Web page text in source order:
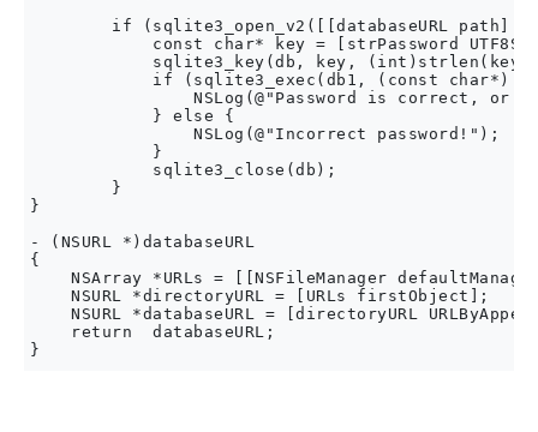
if (sqlite3_open_v2([[databaseURL path]
const char* key = [strPassword
sqlite3_key(db, key,
if (sqlite3_exec(db1, (const char*)
NSLog(@"Password is correct, or
            } else {
                NSLog(@"Incorrect password!");
            }
            sqlite3_close(db);
        }
}
- (NSURL *)databaseURL
{
NSArray *URLs = [[NSFileManager
    NSURL *directoryURL = [URLs firstObject];
NSURL *databaseURL = [directoryURL
    return  databaseURL;